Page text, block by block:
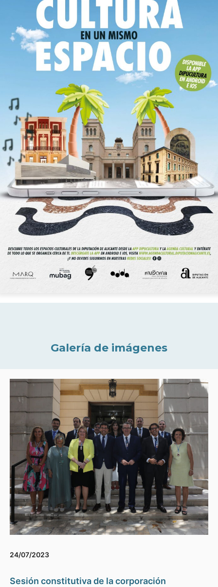
Galería de imágenes
24/07/2023
Sesión constitutiva de la corporación